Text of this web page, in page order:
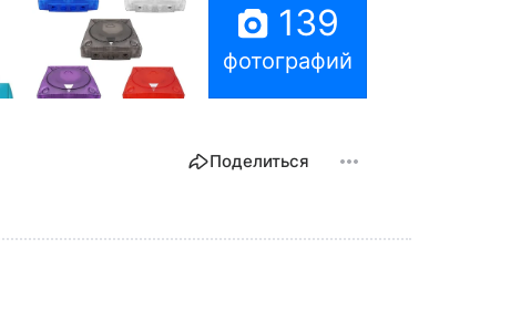
139
фотографий
Поделиться